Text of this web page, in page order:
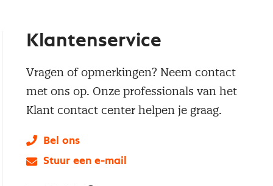
Klantenservice
Vragen of opmerkingen? Neem contact
met ons op. Onze professionals van het
Klant contact center helpen je graag.
Bel ons
Stuur een e-mail